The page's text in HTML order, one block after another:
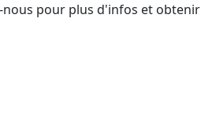
nous pour plus d'infos et obtenir